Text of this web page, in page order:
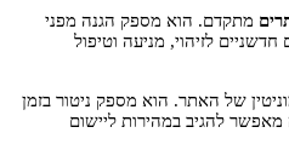
מתקדם. הוא מספק הגנה מפני
לזיהוי, מניעה וטיפול
של האתר. הוא מספק ניטור בזמן
להגיב במהירות ליישום